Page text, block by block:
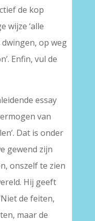
de kop
wijze ‘alle
dwingen, op weg
Enfin, vul de
essay
van
Dat is onder
gewend zijn
onszelf te zien
Hij geeft
de feiten,
maar de